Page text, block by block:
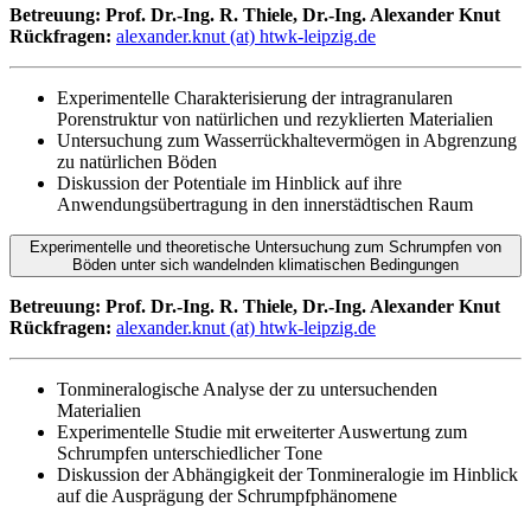
Betreuung: Prof. Dr.-Ing. R. Thiele, Dr.-Ing. Alexander Knut
Rückfragen: alexander.knut (at) htwk-leipzig.de
Experimentelle Charakterisierung der intragranularen
Porenstruktur von natürlichen und rezyklierten Materialien
Untersuchung zum Wasserrückhaltevermögen in Abgrenzung
zu natürlichen Böden
Diskussion der Potentiale im Hinblick auf ihre
Anwendungsübertragung in den innerstädtischen Raum
Experimentelle und theoretische Untersuchung zum Schrumpfen von
Böden unter sich wandelnden klimatischen Bedingungen
Betreuung: Prof. Dr.-Ing. R. Thiele, Dr.-Ing. Alexander Knut
Rückfragen: alexander.knut (at) htwk-leipzig.de
Tonmineralogische Analyse der zu untersuchenden
Materialien
Experimentelle Studie mit erweiterter Auswertung zum
Schrumpfen unterschiedlicher Tone
Diskussion der Abhängigkeit der Tonmineralogie im Hinblick
auf die Ausprägung der Schrumpfphänomene